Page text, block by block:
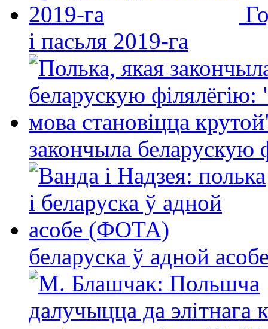
і пасьля 2019-га
закончыла беларускую
беларуска ў адной